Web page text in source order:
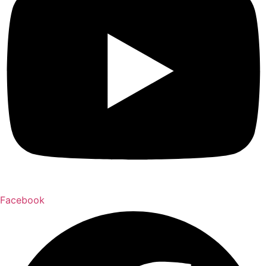
Facebook